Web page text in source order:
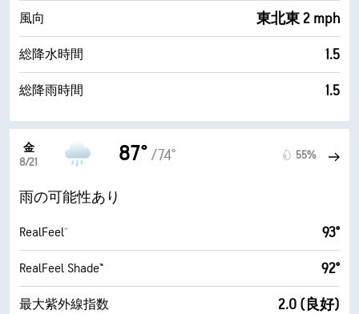
風向 東北東 2 mph
総降水時間 1.5
総降雨時間 1.5
金
8/21
87° /74° 55%
雨の可能性あり
RealFeel® 93°
RealFeel Shade™ 92°
最大紫外線指数 2.0 (良好)